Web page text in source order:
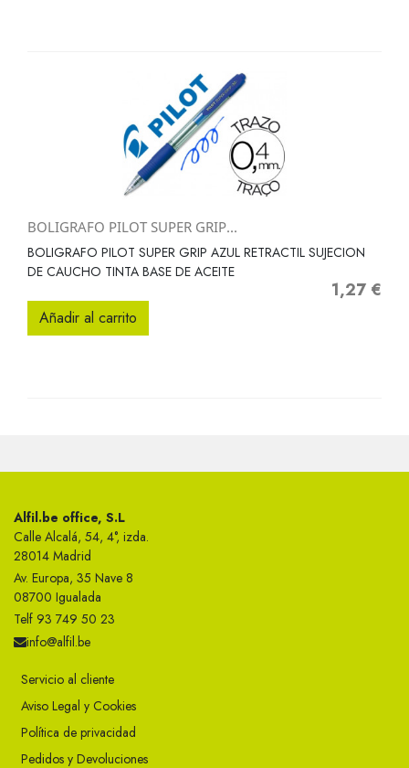
BOLIGRAFO PILOT SUPER GRIP...
BOLIGRAFO PILOT SUPER GRIP AZUL RETRACTIL SUJECION
DE CAUCHO TINTA BASE DE ACEITE
Precio
1,27 €
Añadir al carrito
Alfil.be office, S.L
Calle Alcalá, 54, 4°, izda.
28014 Madrid
Av. Europa, 35 Nave 8
08700 Igualada
Telf 93 749 50 23
info@alfil.be
Servicio al cliente
Aviso Legal y Cookies
Política de privacidad
Pedidos y Devoluciones